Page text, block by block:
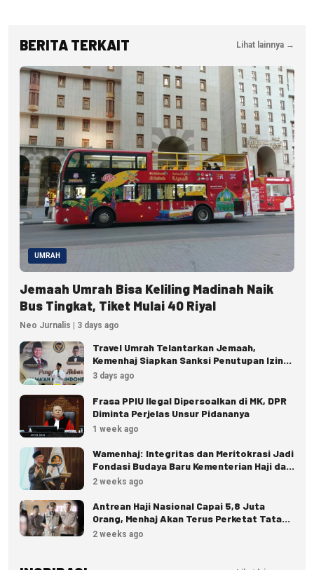
BERITA TERKAIT Lihat lainnya →
UMRAH
Jemaah Umrah Bisa Keliling Madinah Naik
Bus Tingkat, Tiket Mulai 40 Riyal
Neo Jurnalis | 3 days ago
Travel Umrah Telantarkan Jemaah,
Kemenhaj Siapkan Sanksi Penutupan Izin
hingga Pidana
3 days ago
Frasa PPIU Ilegal Dipersoalkan di MK, DPR
Diminta Perjelas Unsur Pidananya
1 week ago
Wamenhaj: Integritas dan Meritokrasi Jadi
Fondasi Budaya Baru Kementerian Haji dan
Umrah
2 weeks ago
Antrean Haji Nasional Capai 5,8 Juta
Orang, Menhaj Akan Terus Perketat Tata
Kelola
2 weeks ago